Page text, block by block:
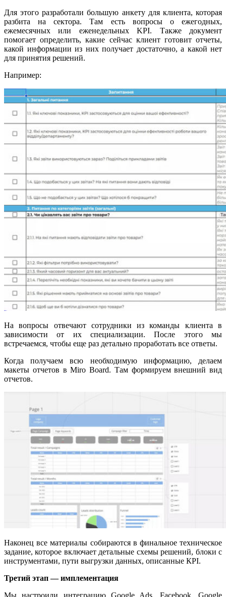
Для этого разработали большую анкету для клиента, которая
разбита на сектора. Там есть вопросы о ежегодных,
ежемесячных или еженедельных KPI. Также документ
помогает определить, какие сейчас клиент готовит отчеты,
какой информации из них получает достаточно, а какой нет
для принятия решений.
Например:
На вопросы отвечают сотрудники из команды клиента в
зависимости от их специализации. После этого мы
встречаемся, чтобы еще раз детально проработать все ответы.
Когда получаем всю необходимую информацию, делаем
макеты отчетов в Miro Board. Там формируем внешний вид
отчетов.
Наконец все материалы собираются в финальное техническое
задание, которое включает детальные схемы решений, блоки с
инструментами, пути выгрузки данных, описанные КРІ.
Третий этап — имплементация
Мы настроили интеграцию Google Ads, Facebook, Google